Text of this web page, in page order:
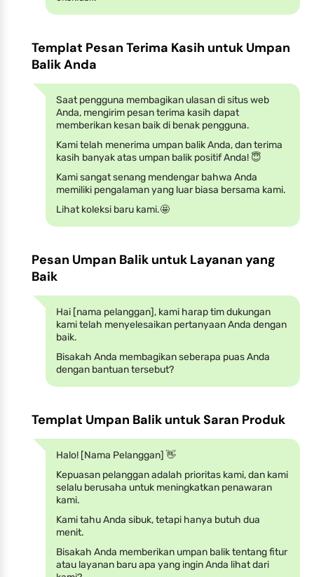
Templat Pesan Terima Kasih untuk Umpan
Balik Anda
Saat pengguna membagikan ulasan di situs web
Anda, mengirim pesan terima kasih dapat
memberikan kesan baik di benak pengguna.
Kami telah menerima umpan balik Anda, dan terima
kasih banyak atas umpan balik positif Anda! 😇
Kami sangat senang mendengar bahwa Anda
memiliki pengalaman yang luar biasa bersama kami.
Lihat koleksi baru kami.🤩
Pesan Umpan Balik untuk Layanan yang
Baik
Hai [nama pelanggan], kami harap tim dukungan
kami telah menyelesaikan pertanyaan Anda dengan
baik.
Bisakah Anda membagikan seberapa puas Anda
dengan bantuan tersebut?
Templat Umpan Balik untuk Saran Produk
Halo! [Nama Pelanggan] 👋
Kepuasan pelanggan adalah prioritas kami, dan kami
selalu berusaha untuk meningkatkan penawaran
kami.
Kami tahu Anda sibuk, tetapi hanya butuh dua
menit.
Bisakah Anda memberikan umpan balik tentang fitur
atau layanan baru apa yang ingin Anda lihat dari